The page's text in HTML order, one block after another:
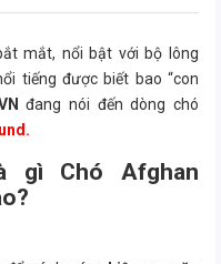
mắt, nổi bật với bộ lông
tiếng được biết bao “con
đang nói đến dòng chó
gì Chó Afghan